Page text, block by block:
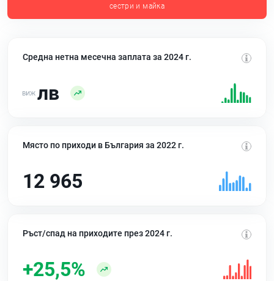
сестри и майка
Средна нетна месечна заплата за 2024 г.
лв
Място по приходи в България за 2022 г.
12 965
Ръст/спад на приходите през 2024 г.
+25,5%